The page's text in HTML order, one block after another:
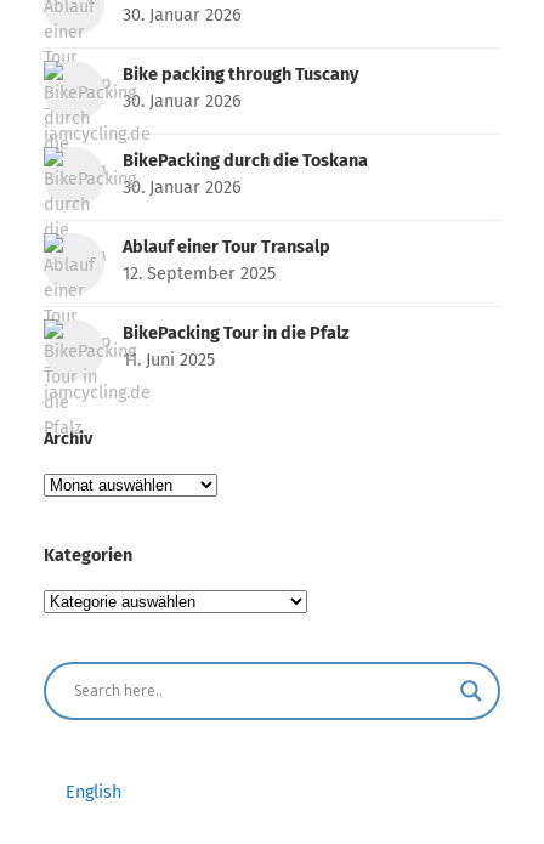
30. Januar 2026
Bike packing through Tuscany
30. Januar 2026
BikePacking durch die Toskana
30. Januar 2026
Ablauf einer Tour Transalp
12. September 2025
BikePacking Tour in die Pfalz
11. Juni 2025
Archiv
Archiv
Kategorien
Kategorien
English